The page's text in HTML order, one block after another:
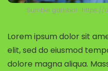
Sumber gambar : https://
Lorem ipsum dolor sit
elit, sed do eiusmod
dolore magna aliqua.